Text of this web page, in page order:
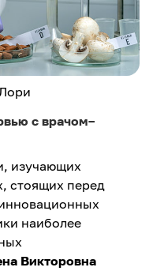
с врачом–
изучающих
стоящих перед
наиболее
Викторовна